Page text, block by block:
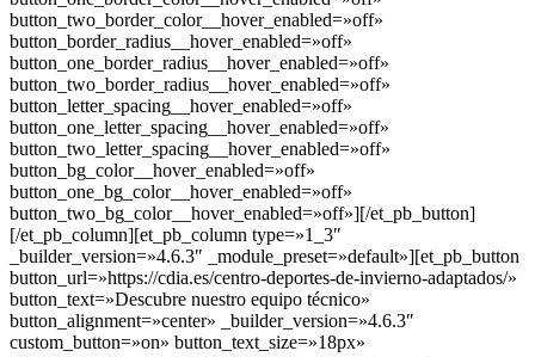
button_two_border_color__hover_enabled=»off»
button_border_radius__hover_enabled=»off»
button_one_border_radius__hover_enabled=»off»
button_two_border_radius__hover_enabled=»off»
button_letter_spacing__hover_enabled=»off»
button_one_letter_spacing__hover_enabled=»off»
button_two_letter_spacing__hover_enabled=»off»
button_bg_color__hover_enabled=»off»
button_one_bg_color__hover_enabled=»off»
button_two_bg_color__hover_enabled=»off»][/et_pb_button]
[/et_pb_column][et_pb_column type=»1_3″
_builder_version=»4.6.3″ _module_preset=»default»][et_pb_button
button_url=»https://cdia.es/centro-deportes-de-invierno-adaptados/»
button_text=»Descubre nuestro equipo técnico»
button_alignment=»center» _builder_version=»4.6.3″
custom_button=»on» button_text_size=»18px»